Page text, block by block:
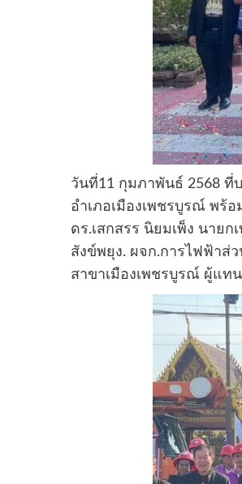
วันที่11 กุมภาพันธ์ 2568 ที่
อำเภอเมืองเพชรบูรณ์ พร้
ดร.เสกสรร นิยมเพ็ง นาย
สังข์พยุง. ผจก.การไฟฟ้าส่
สาขาเมืองเพชรบูรณ์ ผู้แท